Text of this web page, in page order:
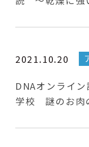
2021.10.20
DNAオンライ
学校 謎のお肉